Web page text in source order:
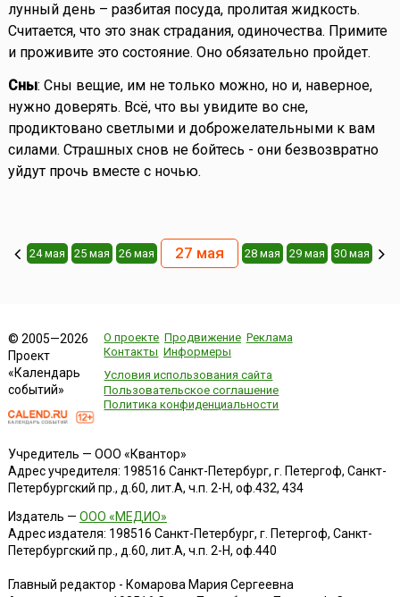
лунный день – разбитая посуда, пролитая жидкость.
Считается, что это знак страдания, одиночества. Примите
и проживите это состояние. Оно обязательно пройдет.
Сны: Сны вещие, им не только можно, но и, наверное,
нужно доверять. Всё, что вы увидите во сне,
продиктовано светлыми и доброжелательными к вам
силами. Страшных снов не бойтесь - они безвозвратно
уйдут прочь вместе с ночью.
24 мая 25 мая 26 мая 27 мая 28 мая 29 мая 30 мая
© 2005—2026
Проект
«Календарь
событий»
О проекте Продвижение Реклама
Контакты Информеры
Условия использования сайта
Пользовательское соглашение
Политика конфиденциальности
Учредитель — ООО «Квантор»
Адрес учредителя: 198516 Санкт-Петербург, г. Петергоф, Санкт-
Петербургский пр., д.60, лит.А, ч.п. 2-Н, оф.432, 434
Издатель — ООО «МЕДИО»
Адрес издателя: 198516 Санкт-Петербург, г. Петергоф, Санкт-
Петербургский пр., д.60, лит.А, ч.п. 2-Н, оф.440
Главный редактор - Комарова Мария Сергеевна